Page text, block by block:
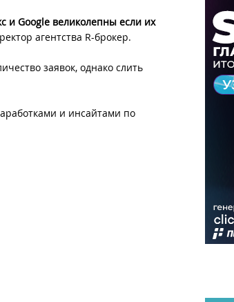
и Google великолепны если их
агентства R-брокер.
заявок, однако слить
и инсайтами по